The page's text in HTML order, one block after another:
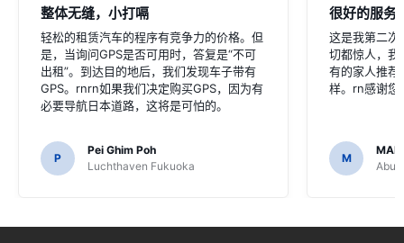
整体无缝，小打嗝
轻松的租赁汽车的程序有竞争力的价格。但
是，当询问GPS是否可用时，答复是“不可
出租”。到达目的地后，我们发现车子带有
GPS。rnrn如果我们决定购买GPS，因为有
必要导航日本道路，这将是可怕的。
P
Pei Ghim Poh
Luchthaven Fukuoka
很好的服务
这是我第二次
切都惊人，我
有的家人推荐
样。rn感谢您
M
Abu